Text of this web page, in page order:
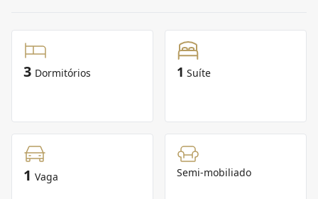
3 Dormitórios 1 Suíte
1 Vaga Semi-mobiliado